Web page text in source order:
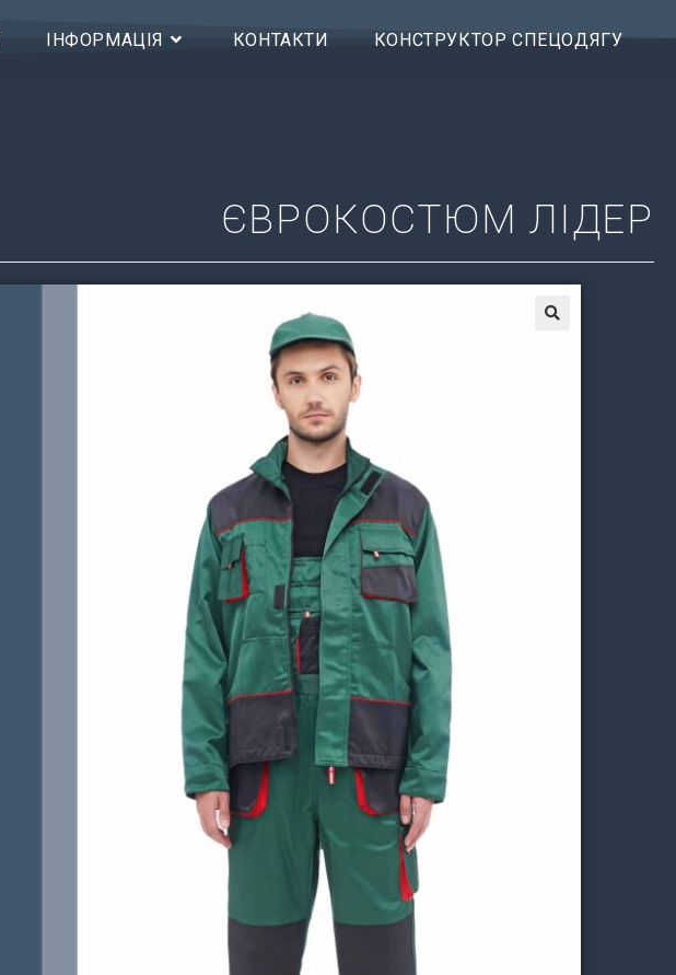
ІНФОРМАЦІЯ КОНТАКТИ КОНСТРУКТОР СПЕЦОДЯГУ
ЄВРОКОСТЮМ ЛІДЕР